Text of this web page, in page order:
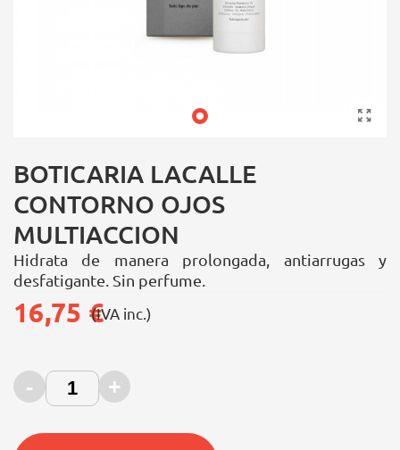
BOTICARIA LACALLE
CONTORNO OJOS
MULTIACCION
Hidrata de manera prolongada, antiarrugas y
desfatigante. Sin perfume.
16,75 €(IVA inc.)
- +